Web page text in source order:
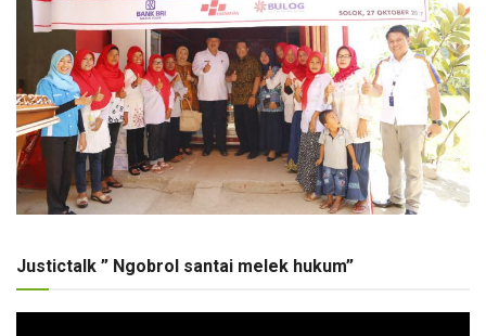
Justictalk ” Ngobrol santai melek hukum”